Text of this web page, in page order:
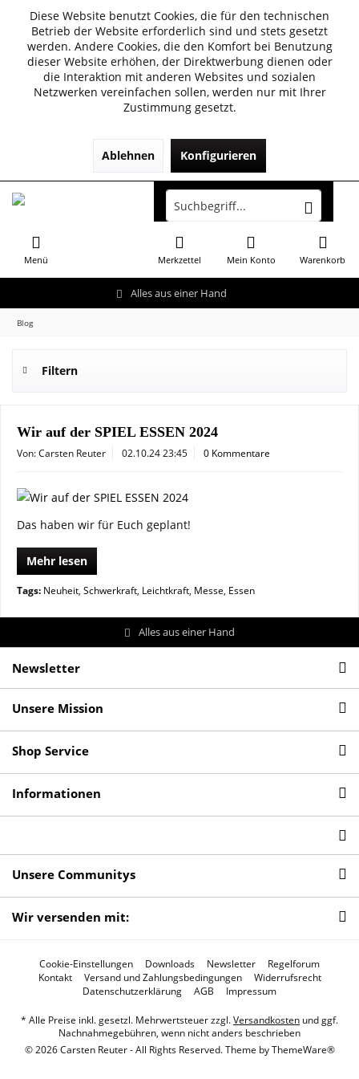
Diese Website benutzt Cookies, die für den technischen
Betrieb der Website erforderlich sind und stets gesetzt
werden. Andere Cookies, die den Komfort bei Benutzung
dieser Website erhöhen, der Direktwerbung dienen oder
die Interaktion mit anderen Websites und sozialen
Netzwerken vereinfachen sollen, werden nur mit Ihrer
Zustimmung gesetzt.
Ablehnen Konfigurieren
Alles aus einer Hand
Menü Warenkorb
Merkzettel Mein Konto
Blog
Filtern
Wir auf der SPIEL ESSEN 2024
Von: Carsten Reuter 02.10.24 23:45 0 Kommentare
Das haben wir für Euch geplant!
Mehr lesen
Tags: Neuheit, Schwerkraft, Leichtkraft, Messe, Essen
Alles aus einer Hand
Newsletter
Unsere Mission
Shop Service
Informationen
Unsere Communitys
Wir versenden mit:
Cookie-Einstellungen Downloads Newsletter
Regelforum
Kontakt
Versand und Zahlungsbedingungen
Widerrufsrecht
Datenschutzerklärung
AGB Impressum
* Alle Preise inkl. gesetzl. Mehrwertsteuer zzgl.Versandkosten und ggf.
Nachnahmegebühren, wenn nicht anders beschrieben
© 2026 Carsten Reuter - All Rights Reserved. Theme byThemeWare®